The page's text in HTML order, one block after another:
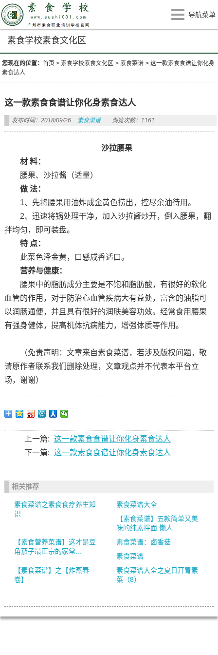
导航菜单
素食学校素食文化区
您现在的位置：首页 >素食学校素食文化区 >素食菜谱 >这一款素食食谱让你化身
素食达人
这一款素食食谱让你化身素食达人
发布时间：2018/09/26 素食菜谱 浏览次数：1161
沙拉腰果
材 料：
腰果、沙拉酱（适量）
做 法：
1、先将腰果用油炸成金黄色捞出，控尽余油待用。
2、迅速将锅处理干净，加入沙拉酱炒开，倒入腰果，翻
拌均匀，即可装盘。
特 点：
此菜色泽金黄，口感咸香适口。
营养与健康：
腰果中的脂肪成分主要是不饱和脂肪酸，有很好的软化
血管的作用，对于防治心血管疾病大有益处，富含的油脂可
以润肠通便，并且具有很好的润肤美容功效。经常食用腰果
有强身健体，提高机体抗病能力，增强体质等作用。
（免责声明：文章来自素食菜谱，若涉及版权问题，敬
请原作者联系我们删除处理，文章观点并不代表本平台立
场，谢谢）
上一篇: 这一款素食食谱让你化身素食达人
下一篇: 这一款素食食谱让你化身素食达人
相关推荐
素食菜谱之素食食疗养生知
识
素食菜谱大全
【素食菜谱】五款简单又美
味的纯素拌面 懒人...
【素食营养菜谱】这才是豆
角茄子最正宗的家常...
素食菜谱：卤香菇
素食菜谱
【素食菜谱】之【炸蒸春
卷】
素食菜谱大全之夏日开胃素
菜（8）